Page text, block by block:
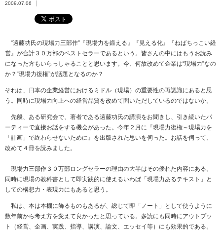
2009.07.06
“遠藤功氏の現場力三部作”『現場力を鍛える』『見える化』『ねばちっこい経
営』が合計３０万部のベストセラーであるという。皆さんの中にはもうお読み
になった方もいらっしゃることと思います。今、何故改めて企業は“現場力”なの
か？“現場力復権”が話題となるのか？
それは、日本の企業経営におけるミドル（現場）の重要性の再認識にあると思
う。同時に現場力向上への経営品質を改めて問いただしているのではないか。
先般、ある研究会で、著者である遠藤功氏の講演をお聞きし、引き続いたパ
ーティーで直接お話をする機会があった。今年２月に『現場力復権～現場力を
「計画」で終わらせないために』を出版された思いを伺った。お話を伺って、
改めて４冊を読みました。
現場力三部作３０万部ロングセラーの理由の大半はその優れた内容にある。
同時に現場の教科書として即実践的に使えるいわば「現場力あるテキスト」と
しての構想力・表現力にもあると思う。
私は、本は本棚に飾るものもあるが、総じて即「ノート」として使うように
数年前から考え方を変えて良かったと思っている。多読にも同時にアウトプッ
ト（経営、企画、実践、指導、講演、論文、エッセイ等）にも効果的である。